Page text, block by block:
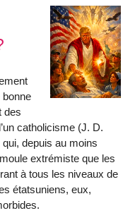
bonne
des
catholicisme (J. D.
depuis au moins
extrémiste que les
à tous les niveaux de
étatsuniens, eux,